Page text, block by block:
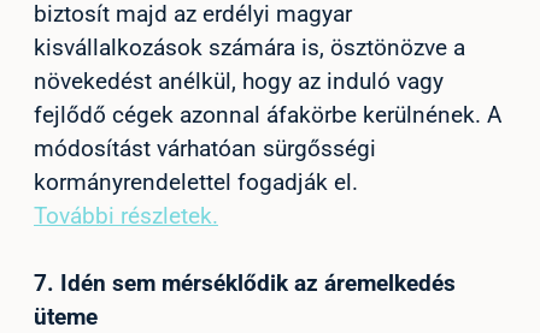
biztosít majd az erdélyi magyar
kisvállalkozások számára is, ösztönözve a
növekedést anélkül, hogy az induló vagy
fejlődő cégek azonnal áfakörbe kerülnének. A
módosítást várhatóan sürgősségi
kormányrendelettel fogadják el.
További részletek.
7. Idén sem mérséklődik az áremelkedés
üteme